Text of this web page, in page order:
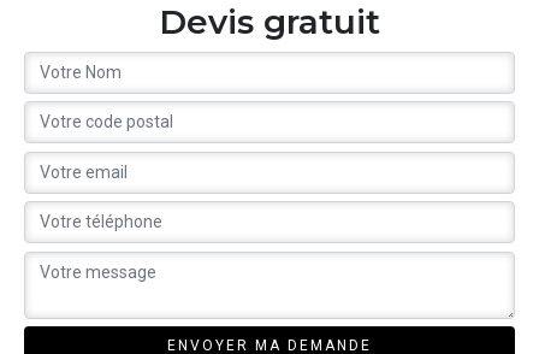
Devis gratuit